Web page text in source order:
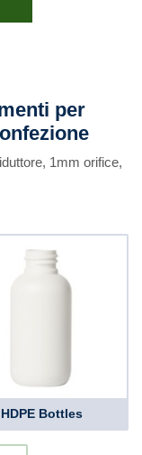
per
1mm orifice,
HDPE Bottles